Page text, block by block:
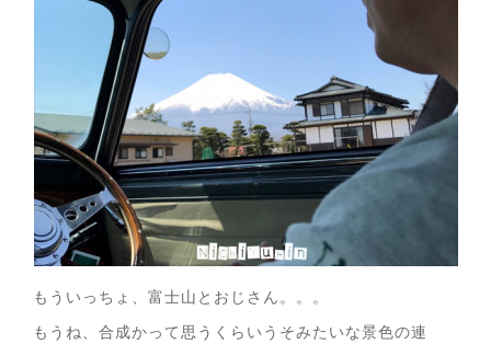
もういっちょ、富士山とおじさん。。。
もうね、合成かって思うくらいうそみたいな景色の連